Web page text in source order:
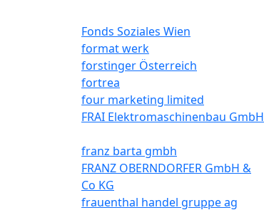
Fonds Soziales Wien
format werk
forstinger Österreich
fortrea
four marketing limited
FRAI Elektromaschinenbau GmbH
franz barta gmbh
FRANZ OBERNDORFER GmbH &
Co KG
frauenthal handel gruppe ag